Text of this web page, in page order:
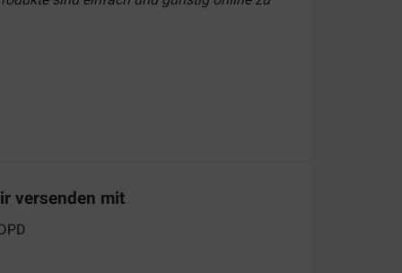
aus der Tasche springt und
versenden mit